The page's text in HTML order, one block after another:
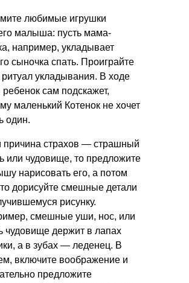
любимые игрушки
малыша: пусть мама-
например, укладывает
сыночка спать. Проиграйте
ритуал укладывания. В ходе
ребенок сам подскажет,
маленький Котенок не хочет
один.
причина страхов — страшный
или чудовище, то предложите
нарисовать его, а потом
дорисуйте смешные детали
рисунку.
смешные уши, нос, или
чудовище держит в лапах
а в зубах — леденец. В
включите воображение и
предложите